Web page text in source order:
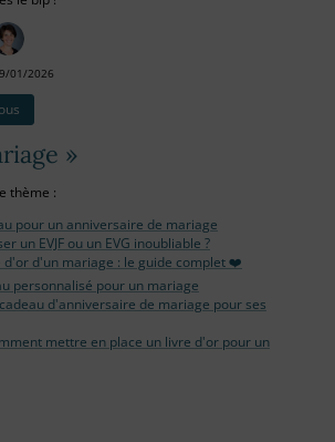
01/2026
»
thème :
pour un anniversaire de mariage
un EVJF ou un EVG inoubliable ?
d'or d'un mariage : le guide complet ❤️
personnalisé pour un mariage
d'anniversaire de mariage pour ses
mettre en place un livre d'or pour un